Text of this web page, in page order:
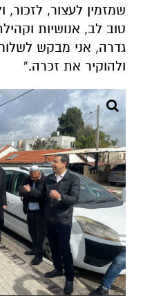
שמזמין לעצור,
טוב לב, אנושיות
גדרה, אני מבקש
ולהוקיר את זכרה.”